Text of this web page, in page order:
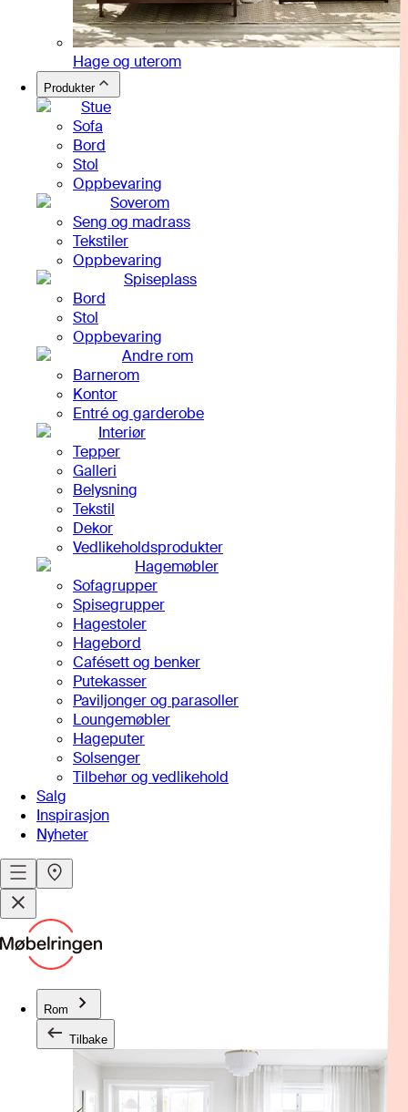
Hage og uterom
Produkter
Stue
Sofa
Bord
Stol
Oppbevaring
Soverom
Seng og madrass
Tekstiler
Oppbevaring
Spiseplass
Bord
Stol
Oppbevaring
Andre rom
Barnerom
Kontor
Entré og garderobe
Interiør
Tepper
Galleri
Belysning
Tekstil
Dekor
Vedlikeholdsprodukter
Hagemøbler
Sofagrupper
Spisegrupper
Hagestoler
Hagebord
Cafésett og benker
Putekasser
Paviljonger og parasoller
Loungemøbler
Hageputer
Solsenger
Tilbehør og vedlikehold
Salg
Inspirasjon
Nyheter
Rom
Tilbake